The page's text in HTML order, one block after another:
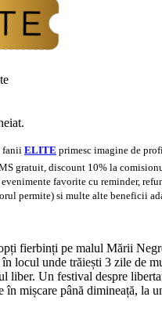
fanii ELITE primesc imagine de
gratuit, discount 10% la
favorite cu reminder,
permite) si multe alte beneficii
fierbinți pe malul Mării
locul unde trăiești 3 zile de
liber. Un festival despre
în mișcare până dimineață, la